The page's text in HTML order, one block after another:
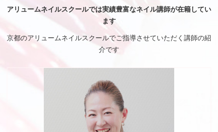
アリュームネイルスクールでは実績豊富なネイル講師が在籍してい
ます
京都のアリュームネイルスクールでご指導させていただく講師の紹
介です